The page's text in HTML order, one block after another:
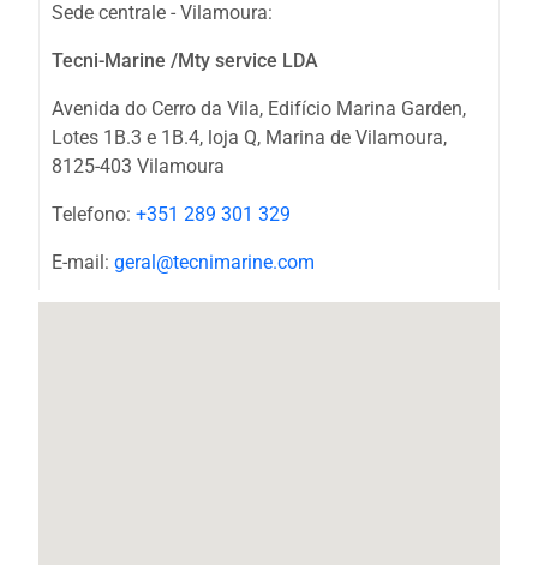
Sede centrale - Vilamoura:
Tecni-Marine /Mty service LDA
Avenida do Cerro da Vila, Edifício Marina Garden,
Lotes 1B.3 e 1B.4, loja Q, Marina de Vilamoura,
8125-403 Vilamoura
Telefono: +351 289 301 329
E-mail: geral@tecnimarine.com